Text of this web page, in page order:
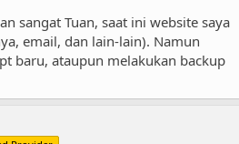
sangat Tuan, saat ini website saya
email, dan lain-lain). Namun
baru, ataupun melakukan backup